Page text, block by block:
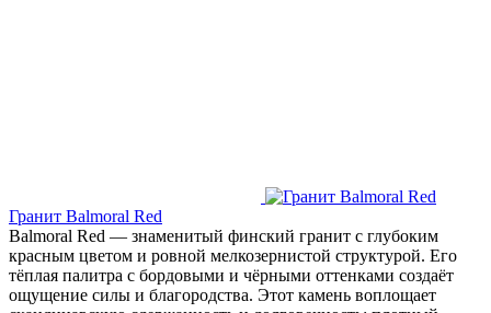
Гранит Balmoral Red
Balmoral Red — знаменитый финский гранит с глубоким
красным цветом и ровной мелкозернистой структурой. Его
тёплая палитра с бордовыми и чёрными оттенками создаёт
ощущение силы и благородства. Этот камень воплощает